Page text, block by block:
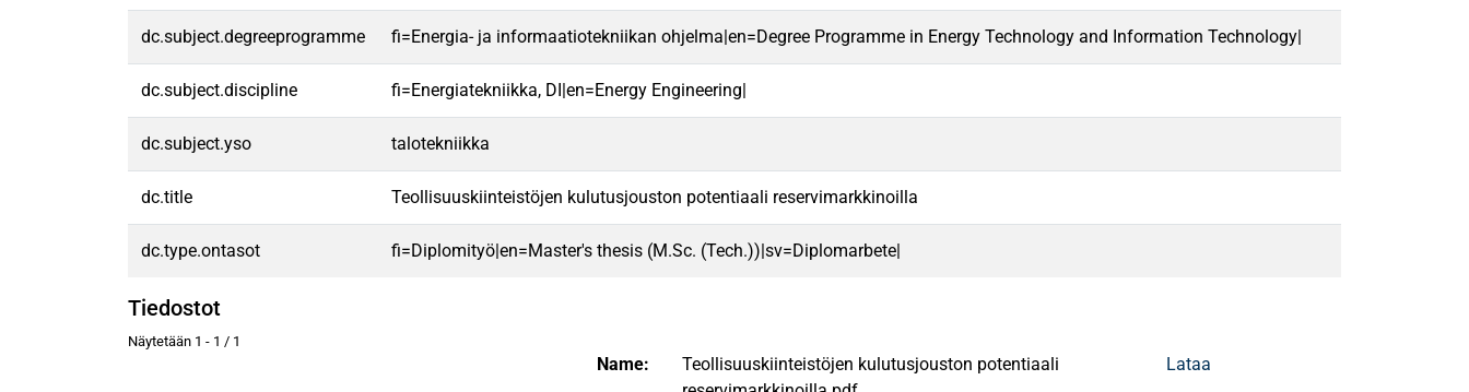
dc.subject.degreeprogramme fi=Energia- ja informaatiotekniikan ohjelma|en=Degree Programme in Energy Technology and Information Technology|
dc.subject.discipline fi=Energiatekniikka, DI|en=Energy Engineering|
dc.subject.yso talotekniikka
dc.title Teollisuuskiinteistöjen kulutusjouston potentiaali reservimarkkinoilla
dc.type.ontasot fi=Diplomityö|en=Master's thesis (M.Sc. (Tech.))|sv=Diplomarbete|
Tiedostot
Näytetään 1 - 1 / 1
Name:
Teollisuuskiinteistöjen kulutusjouston potentiaali
Lataa